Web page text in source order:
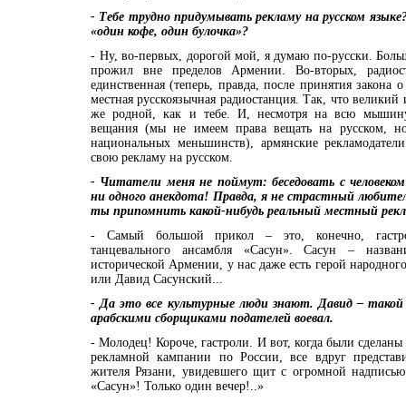
- Тебе трудно придумывать рекламу на русском
«один кофе, один булочка»?
- Ну, во-первых, дорогой мой, я думаю по-русски.
прожил вне пределов Армении. Во-вторых,
единственная (теперь, правда, после принятия закона
местная русскоязычная радиостанция. Так, что
же родной, как и тебе. И, несмотря на всю
вещания (мы не имеем права вещать на русском,
национальных меньшинств), армянские
свою рекламу на русском.
- Читатели меня не поймут: беседовать с
ни одного анекдота! Правда, я не страстный
ты припомнить какой-нибудь реальный местный
- Самый большой прикол – это, конечно,
танцевального ансамбля «Сасун». Сасун –
исторической Армении, у нас даже есть герой
или Давид Сасунский...
- Да это все культурные люди знают. Давид – такой
арабскими сборщиками подателей воевал.
- Молодец! Короче, гастроли. И вот, когда были
рекламной кампании по России, все вдруг
жителя Рязани, увидевшего щит с огромной
«Сасун»! Только один вечер!..»